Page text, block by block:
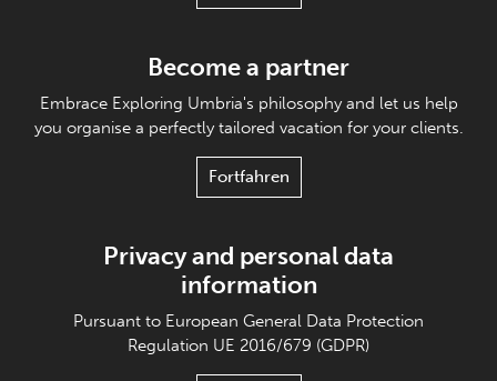
Become a partner
Embrace Exploring Umbria's philosophy and let us help
you organise a perfectly tailored vacation for your clients.
Fortfahren
Privacy and personal data
information
Pursuant to European General Data Protection
Regulation UE 2016/679 (GDPR)